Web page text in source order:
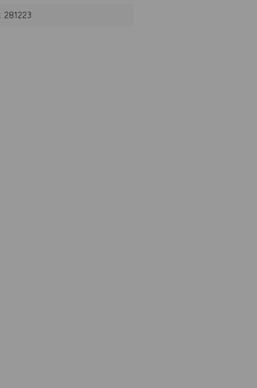
281223